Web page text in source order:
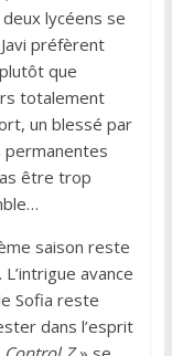
lycéens se
préfèrent
que
totalement
un blessé par
permanentes
être trop
saison reste
avance
Sofia reste
dans l’esprit